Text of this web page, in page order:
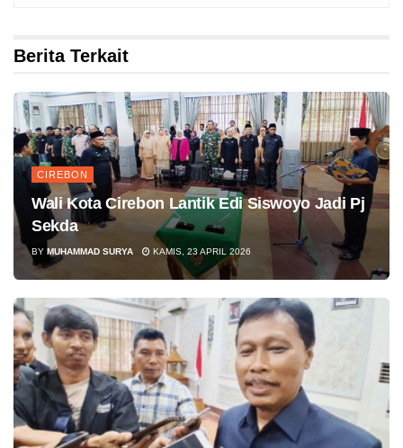
Berita Terkait
CIREBON
Wali Kota Cirebon Lantik Edi Siswoyo Jadi Pj
Sekda
BY MUHAMMAD SURYA KAMIS, 23 APRIL 2026